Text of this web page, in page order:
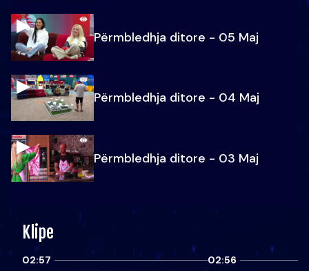
Përmbledhja ditore - 05 Maj
Përmbledhja ditore - 04 Maj
Përmbledhja ditore - 03 Maj
Klipe
02:57 02:56